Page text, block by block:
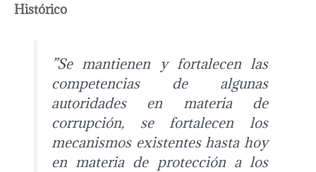
Histórico
”Se mantienen y fortalecen las
competencias de algunas
autoridades en materia de
corrupción, se fortalecen los
mecanismos existentes hasta hoy
en materia de protección a los